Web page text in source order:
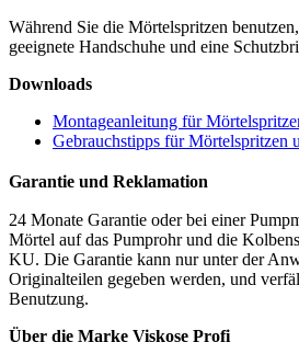
Während Sie die Mörtelspritzen
geeignete Handschuhe und eine
Downloads
Montageanleitung für
Gebrauchstipps für Mörtelspritzen
Garantie und Reklamation
24 Monate Garantie oder bei einer
Mörtel auf das Pumprohr und die
KU. Die Garantie kann nur unter der
Originalteilen gegeben werden, und
Benutzung.
Über die Marke Viskose Profi